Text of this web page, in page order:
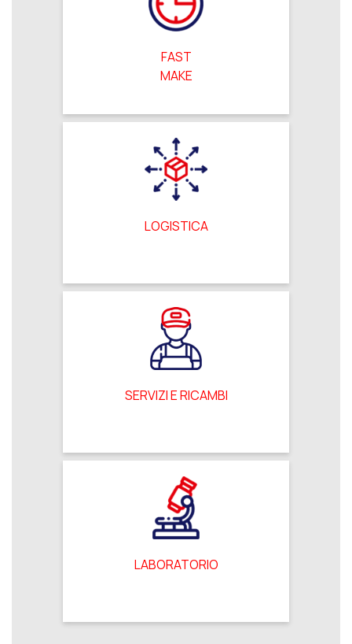
FAST
MAKE
LOGISTICA
SERVIZI E RICAMBI
LABORATORIO